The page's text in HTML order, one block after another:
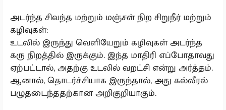
அடர்ந்த சிவந்த மற்றும் மஞ்சள் நிற சிறுநீர் மற்றும்
கழிவுகள்:
உடலில் இருந்து வெளியேறும் கழிவுகள் அடர்ந்த
கரு நிறத்தில் இருக்கும். இந்த மாதிரி எப்போதாவது
ஏற்பட்டால், அதற்கு உடலில் வறட்சி என்று அர்த்தம்.
ஆனால், தொடர்ச்சியாக இருந்தால், அது கல்லீரல்
பழுதடைந்ததற்கான அறிகுறியாகும்.